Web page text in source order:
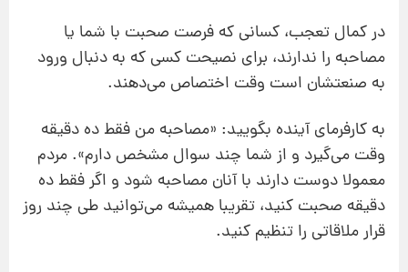
در کمال تعجب، کسانی که فرصت صحبت با شما یا
مصاحبه را ندارند، برای نصیحت کسی که به دنبال ورود
به صنعتشان است وقت اختصاص می‌دهند.
به کارفرمای آینده بگویید: «مصاحبه من فقط ده دقیقه
وقت می‌گیرد و از شما چند سوال مشخص دارم». مردم
معمولا دوست دارند با آنان مصاحبه شود و اگر فقط ده
دقیقه صحبت کنید، تقریبا همیشه می‌توانید طی چند روز
قرار ملاقاتی را تنظیم کنید.